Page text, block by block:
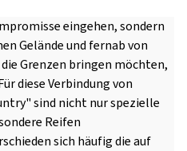
eingehen, sondern
Gelände und fernab von
Grenzen bringen möchten,
diese Verbindung von
sind nicht nur spezielle
Reifen
sich häufig die auf